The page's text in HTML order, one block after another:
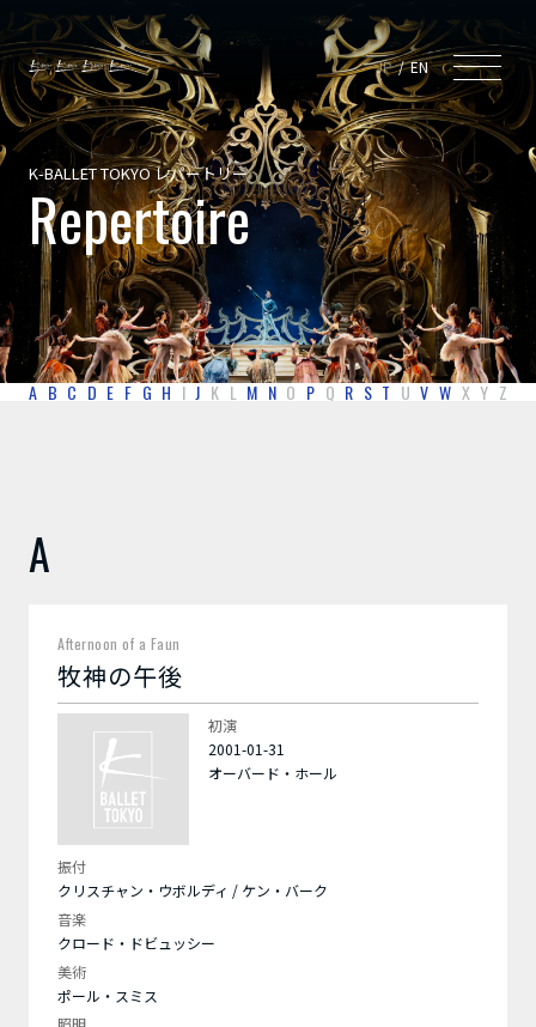
JP EN
K-BALLET TOKYO レパートリー
Repertoire
A B C D E F G H I J K L M N O P Q R S T U V W X Y Z
A
Afternoon of a Faun
牧神の午後
初演
2001-01-31
オーバード・ホール
振付
クリスチャン・ウボルディ / ケン・バーク
音楽
クロード・ドビュッシー
美術
ポール・スミス